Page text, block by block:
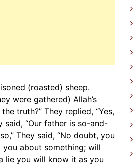
were gathered) Allah’s
truth?” They replied, “Yes,
you about something; will
lie you will know it as you